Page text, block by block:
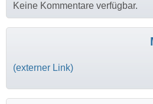
Keine Kommentare verfügbar.
(externer Link)